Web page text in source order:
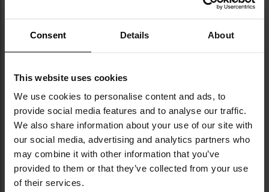
Consent Details About
This website uses cookies
We use cookies to personalise content and ads, to
provide social media features and to analyse our traffic.
We also share information about your use of our site with
our social media, advertising and analytics partners who
may combine it with other information that you’ve
provided to them or that they’ve collected from your use
of their services.
NAJWAŻNIEJSZE CECHY
korpus z wytrzymałego polimeru wzmacnianego
włóknem szklanym
obustronne manipulatory
selektor ognia z trybem semi i full auto
magazynek o pojemności 22 kulek, kompatybilny z